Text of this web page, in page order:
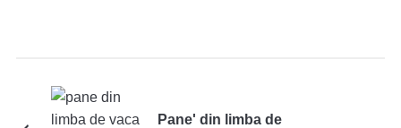
Pane' din limba de